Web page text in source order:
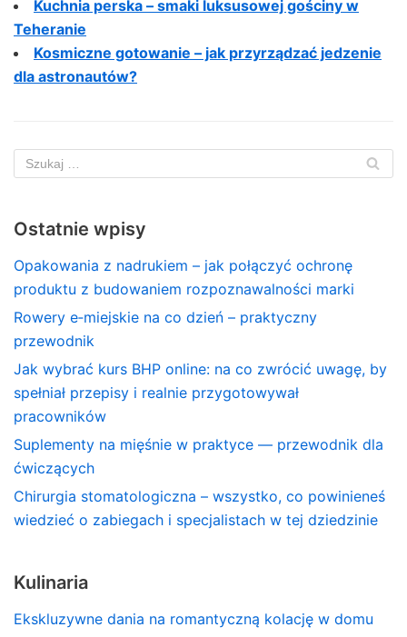
Kuchnia perska – smaki luksusowej gościny w
Teheranie
Kosmiczne gotowanie – jak przyrządzać jedzenie
dla astronautów?
Ostatnie wpisy
Opakowania z nadrukiem – jak połączyć ochronę
produktu z budowaniem rozpoznawalności marki
Rowery e‑miejskie na co dzień – praktyczny
przewodnik
Jak wybrać kurs BHP online: na co zwrócić uwagę, by
spełniał przepisy i realnie przygotowywał
pracowników
Suplementy na mięśnie w praktyce — przewodnik dla
ćwiczących
Chirurgia stomatologiczna – wszystko, co powinieneś
wiedzieć o zabiegach i specjalistach w tej dziedzinie
Kulinaria
Ekskluzywne dania na romantyczną kolację w domu